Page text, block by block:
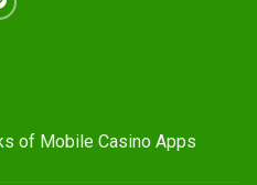
of Mobile Casino Apps